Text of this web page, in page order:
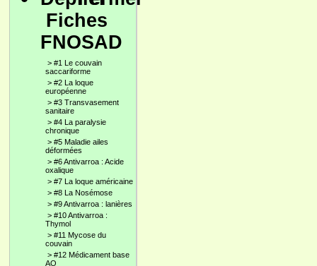
Fiches
FNOSAD
> #1 Le couvain
saccariforme
> #2 La loque
européenne
> #3 Transvasement
sanitaire
> #4 La paralysie
chronique
> #5 Maladie ailes
déformées
> #6 Antivarroa : Acide
oxalique
> #7 La loque américaine
> #8 La Nosémose
> #9 Antivarroa : lanières
> #10 Antivarroa :
Thymol
> #11 Mycose du
couvain
> #12 Médicament base
AO